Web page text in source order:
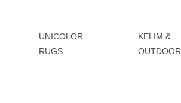
UNICOLOR
RUGS
KELIM &
OUTDOOR